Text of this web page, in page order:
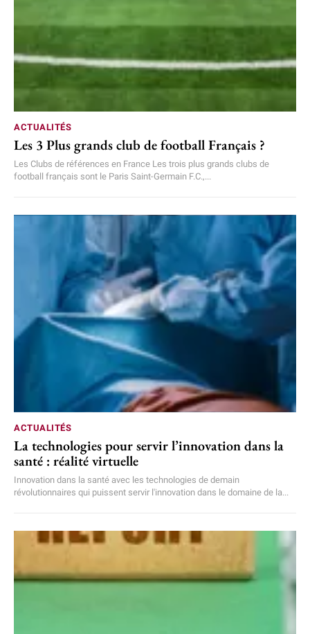
ACTUALITÉS
Les 3 Plus grands club de football Français ?
Les Clubs de références en France Les trois plus grands clubs de
football français sont le Paris Saint-Germain F.C.,...
ACTUALITÉS
La technologies pour servir l’innovation dans la
santé : réalité virtuelle
Innovation dans la santé avec les technologies de demain
révolutionnaires qui puissent servir l'innovation dans le domaine de la...